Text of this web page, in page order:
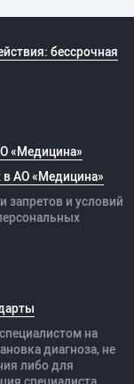
бессрочная
«Медицина»
в АО «Медицина»
запретов и условий
на
диагноза, не
либо для